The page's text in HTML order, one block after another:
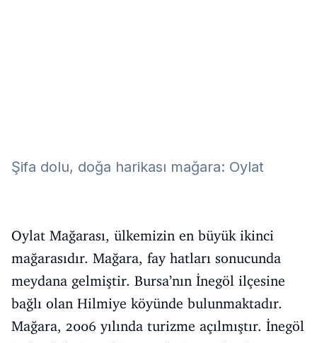
Şifa dolu, doğa harikası mağara: Oylat
Oylat Mağarası, ülkemizin en büyük ikinci
mağarasıdır. Mağara, fay hatları sonucunda
meydana gelmiştir. Bursa’nın İnegöl ilçesine
bağlı olan Hilmiye köyünde bulunmaktadır.
Mağara, 2006 yılında turizme açılmıştır. İnegöl